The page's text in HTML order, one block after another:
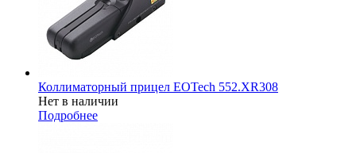
Коллиматорный прицел EOTech 552.XR308
Нет в наличии
Подробнее